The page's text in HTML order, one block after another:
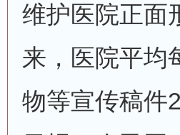
维护医院正面
来，医院平均
物等宣传稿件